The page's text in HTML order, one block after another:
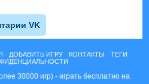
VK
ДОБАВИТЬ ИГРУ КОНТАКТЫ
ТЕГИ
30000 игр) - играть бесплатно на